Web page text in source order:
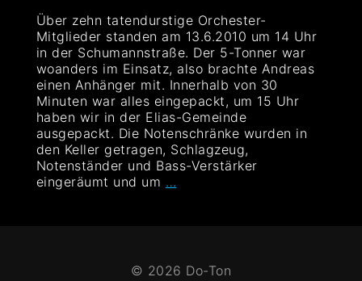
Über zehn tatendurstige Orchester-
Mitglieder standen am 13.6.2010 um 14 Uhr
in der Schumannstraße. Der 5-Tonner war
woanders im Einsatz, also brachte Andreas
einen Anhänger mit. Innerhalb von 30
Minuten war alles eingepackt, um 15 Uhr
haben wir in der Elias-Gemeinde
ausgepackt. Die Notenschränke wurden in
den Keller getragen, Schlagzeug,
Notenständer und Bass-Verstärker
eingeräumt und um …
© 2026 Do-Ton